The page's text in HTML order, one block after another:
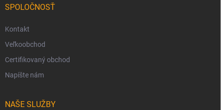
SPOLOČNOSŤ
Kontakt
Veľkoobchod
Certifikovaný obchod
Napíšte nám
NAŠE SLUŽBY